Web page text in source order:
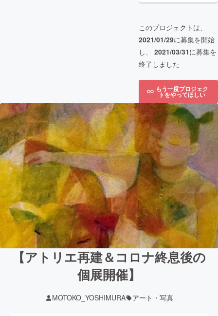
このプロジェクトは、
2021/01/29に募集を開始
し、 2021/03/31に募集を
終了しました
もう一度プロジェク
トをやってほしい
【アトリエ再建＆コロナ終息後の
個展開催】
MOTOKO_YOSHIMURA アート・写真